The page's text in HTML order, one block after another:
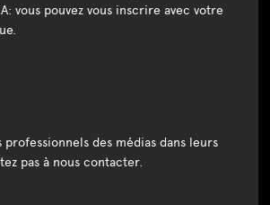
vous pouvez vous inscrire avec votre
professionnels des médias dans leurs
pas à nous contacter.